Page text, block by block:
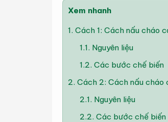
Xem nhanh
1. Cách 1: Cách nấu cháo
1.1. Nguyên liệu
1.2. Các bước chế biến
2. Cách 2: Cách nấu
2.1. Nguyên liệu
2.2. Các bước chế biến